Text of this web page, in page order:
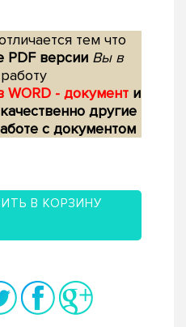
тем что
PDF версии Вы в
WORD - документ и
другие
с документом
В КОРЗИНУ